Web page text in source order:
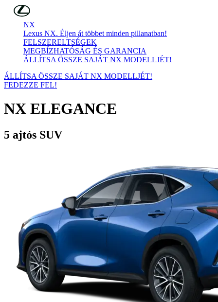
Skip to Main Content
NX
Lexus NX. Éljen át többet minden pillanatban!
FELSZERELTSÉGEK
MEGBÍZHATÓSÁG ÉS GARANCIA
ÁLLÍTSA ÖSSZE SAJÁT NX MODELLJÉT!
ÁLLÍTSA ÖSSZE SAJÁT NX MODELLJÉT!
FEDEZZE FEL!
NX ELEGANCE
5 ajtós SUV